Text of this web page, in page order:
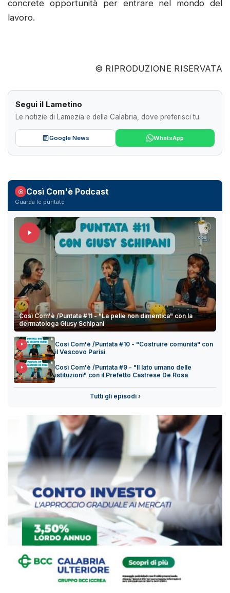
concrete opportunità per entrare nel mondo del
lavoro.
© RIPRODUZIONE RISERVATA
Segui il Lametino
Le notizie di Lamezia e della Calabria, dove preferisci tu.
Google News WhatsApp
Così Com'è Podcast
Guarda le puntate
Così Com'è /Puntata #11 - "La pelle non dimentica" con la
dermatologa Giusy Schipani
Così Com'è /Puntata #10 - "Costruire comunità" con
il Vescovo Parisi
Così Com'è /Puntata #9 - "Il lato umano delle
istituzioni" con il Prefetto Castrese De Rosa
Tutti gli episodi ›